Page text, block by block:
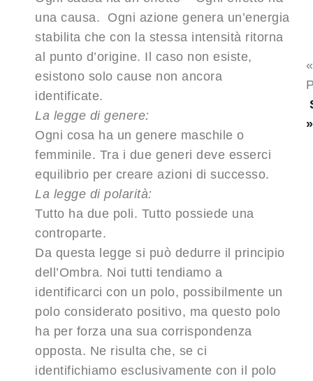
una causa. Ogni azione genera un’energia
stabilita che con la stessa intensità ritorna
al punto d’origine. Il caso non esiste,
esistono solo cause non ancora
identificate.
La legge di genere:
Ogni cosa ha un genere maschile o
femminile. Tra i due generi deve esserci
equilibrio per creare azioni di successo.
La legge di polarità:
Tutto ha due poli. Tutto possiede una
controparte.
Da questa legge si può dedurre il principio
dell’Ombra. Noi tutti tendiamo a
identificarci con un polo, possibilmente un
polo considerato positivo, ma questo polo
ha per forza una sua corrispondenza
opposta. Ne risulta che, se ci
identifichiamo esclusivamente con il polo
«
»